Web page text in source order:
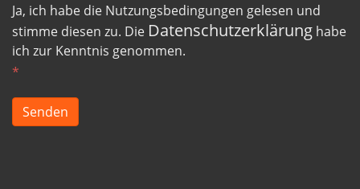
Ja, ich habe die Nutzungsbedingungen gelesen und
stimme diesen zu. Die Datenschutzerklärung habe
ich zur Kenntnis genommen.
*